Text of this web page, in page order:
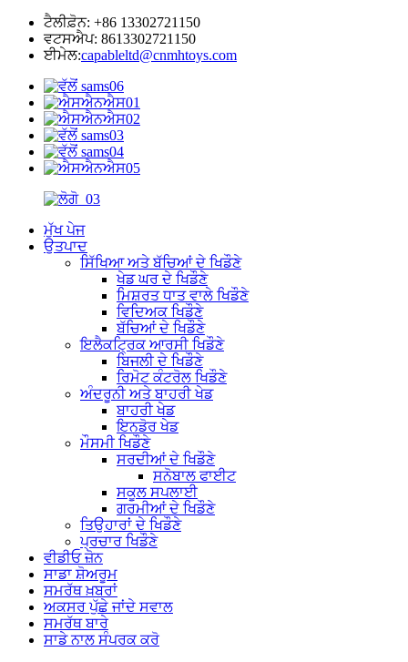
ਟੈਲੀਫ਼ੋਨ: +86 13302721150
ਵਟਸਐਪ: 8613302721150
ਈਮੇਲ:capableltd@cnmhtoys.com
ਮੁੱਖ ਪੇਜ
ਉਤਪਾਦ
ਸਿੱਖਿਆ ਅਤੇ ਬੱਚਿਆਂ ਦੇ ਖਿਡੌਣੇ
ਖੇਡ ਘਰ ਦੇ ਖਿਡੌਣੇ
ਮਿਸ਼ਰਤ ਧਾਤ ਵਾਲੇ ਖਿਡੌਣੇ
ਵਿਦਿਅਕ ਖਿਡੌਣੇ
ਬੱਚਿਆਂ ਦੇ ਖਿਡੌਣੇ
ਇਲੈਕਟ੍ਰਿਕ ਆਰਸੀ ਖਿਡੌਣੇ
ਬਿਜਲੀ ਦੇ ਖਿਡੌਣੇ
ਰਿਮੋਟ ਕੰਟਰੋਲ ਖਿਡੌਣੇ
ਅੰਦਰੂਨੀ ਅਤੇ ਬਾਹਰੀ ਖੇਡ
ਬਾਹਰੀ ਖੇਡ
ਇਨਡੋਰ ਖੇਡ
ਮੌਸਮੀ ਖਿਡੌਣੇ
ਸਰਦੀਆਂ ਦੇ ਖਿਡੌਣੇ
ਸਨੋਬਾਲ ਫਾਈਟ
ਸਕੂਲ ਸਪਲਾਈ
ਗਰਮੀਆਂ ਦੇ ਖਿਡੌਣੇ
ਤਿਉਹਾਰਾਂ ਦੇ ਖਿਡੌਣੇ
ਪ੍ਰਚਾਰ ਖਿਡੌਣੇ
ਵੀਡੀਓ ਜ਼ੋਨ
ਸਾਡਾ ਸ਼ੋਅਰੂਮ
ਸਮਰੱਥ ਖ਼ਬਰਾਂ
ਅਕਸਰ ਪੁੱਛੇ ਜਾਂਦੇ ਸਵਾਲ
ਸਮਰੱਥ ਬਾਰੇ
ਸਾਡੇ ਨਾਲ ਸੰਪਰਕ ਕਰੋ